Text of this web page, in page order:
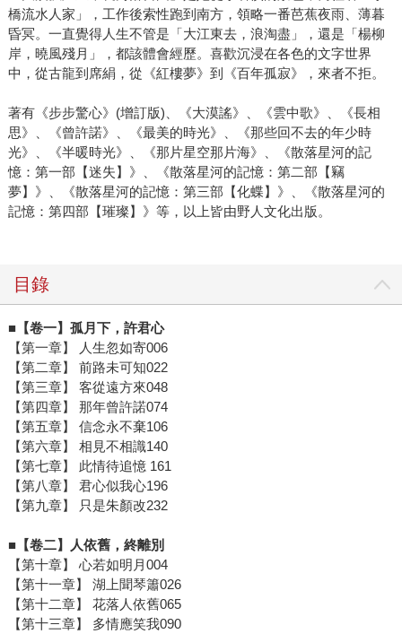
橋流水人家」，工作後索性跑到南方，領略一番芭蕉夜雨、薄暮
昏冥。一直覺得人生不管是「大江東去，浪淘盡」，還是「楊柳
岸，曉風殘月」，都該體會經歷。喜歡沉浸在各色的文字世界
中，從古龍到席絹，從《紅樓夢》到《百年孤寂》，來者不拒。
著有《步步驚心》(增訂版)、《大漠謠》、《雲中歌》、《長相
思》、《曾許諾》、《最美的時光》、《那些回不去的年少時
光》、《半暖時光》、《那片星空那片海》、《散落星河的記
憶：第一部【迷失】》、《散落星河的記憶：第二部【竊
夢】》、《散落星河的記憶：第三部【化蝶】》、《散落星河的
記憶：第四部【璀璨】》等，以上皆由野人文化出版。
目錄
■【卷一】孤月下，許君心
【第一章】 人生忽如寄006
【第二章】 前路未可知022
【第三章】 客從遠方來048
【第四章】 那年曾許諾074
【第五章】 信念永不棄106
【第六章】 相見不相識140
【第七章】 此情待追憶 161
【第八章】 君心似我心196
【第九章】 只是朱顏改232
■【卷二】人依舊，終離別
【第十章】 心若如明月004
【第十一章】 湖上聞琴簫026
【第十二章】 花落人依舊065
【第十三章】 多情應笑我090